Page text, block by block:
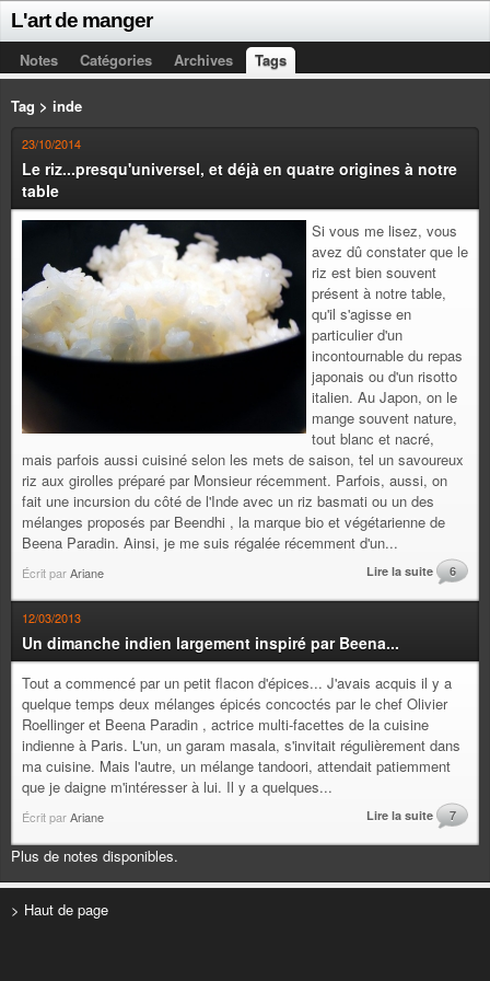
L'art de manger
Notes Catégories Archives Tags
Tag > inde
23/10/2014
Le riz...presqu'universel, et déjà en quatre origines à notre
table
Si vous me lisez, vous
avez dû constater que le
riz est bien souvent
présent à notre table,
qu'il s'agisse en
particulier d'un
incontournable du repas
japonais ou d'un risotto
italien. Au Japon, on le
mange souvent nature,
tout blanc et nacré,
mais parfois aussi cuisiné selon les mets de saison, tel un savoureux
riz aux girolles préparé par Monsieur récemment. Parfois, aussi, on
fait une incursion du côté de l'Inde avec un riz basmati ou un des
mélanges proposés par Beendhi , la marque bio et végétarienne de
Beena Paradin. Ainsi, je me suis régalée récemment d'un...
Écrit parAriane Lire la suite 6
12/03/2013
Un dimanche indien largement inspiré par Beena...
Tout a commencé par un petit flacon d'épices... J'avais acquis il y a
quelque temps deux mélanges épicés concoctés par le chef Olivier
Roellinger et Beena Paradin , actrice multi-facettes de la cuisine
indienne à Paris. L'un, un garam masala, s'invitait régulièrement dans
ma cuisine. Mais l'autre, un mélange tandoori, attendait patiemment
que je daigne m'intéresser à lui. Il y a quelques...
Écrit parAriane Lire la suite 7
Plus de notes disponibles.
> Haut de page